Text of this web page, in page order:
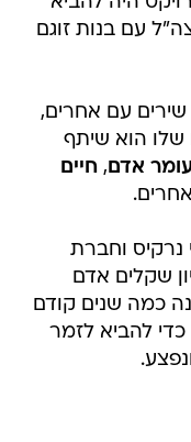
עם בנות זוגם
עם אחרים,
שלו הוא שיתף
אדם,חיים
כי נרקיס וחברת
יפצו ביותר מ-2 מיליון שקלים אדם
כמה שנים קודם
להביא לזמר